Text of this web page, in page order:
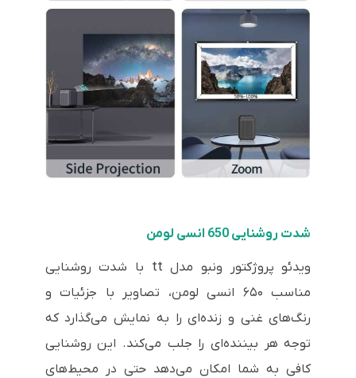
شدت روشنایی 650 انسی لومن
ویدئو پروژکتور ونبو مدل tt با شدت روشنایی
مناسب ۶۵۰ انسی لومن، تصاویر با جزئیات و
رنگ‌های غنی و زنده‌ای را به نمایش می‌گذارد که
توجه هر بیننده‌ای را جلب می‌کند. این روشنایی
کافی به شما امکان می‌دهد حتی در محیط‌های